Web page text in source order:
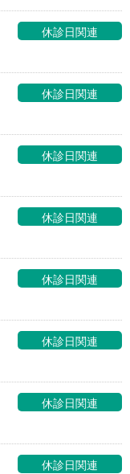
休診日関連
休診日関連
休診日関連
休診日関連
休診日関連
休診日関連
休診日関連
休診日関連